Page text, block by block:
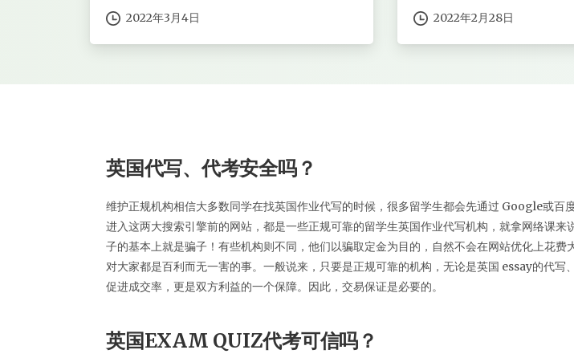
2022年3月4日 2022年2月28日
英国代写、代考安全吗？
维护正规机构相信大多数同学在找英国作业代写的时候，很多留学生都会先通过 Google或
进入这两大搜索引擎前的网站，都是一些正规可靠的留学生英国作业代写机构，就拿网络课
子的基本上就是骗子！有些机构则不同，他们以骗取定金为目的，自然不会在网站优化上花
对大家都是百利而无一害的事。一般说来，只要是正规可靠的机构，无论是英国 essay的代
促进成交率，更是双方利益的一个保障。因此，交易保证是必要的。
英国EXAM QUIZ代考可信吗？